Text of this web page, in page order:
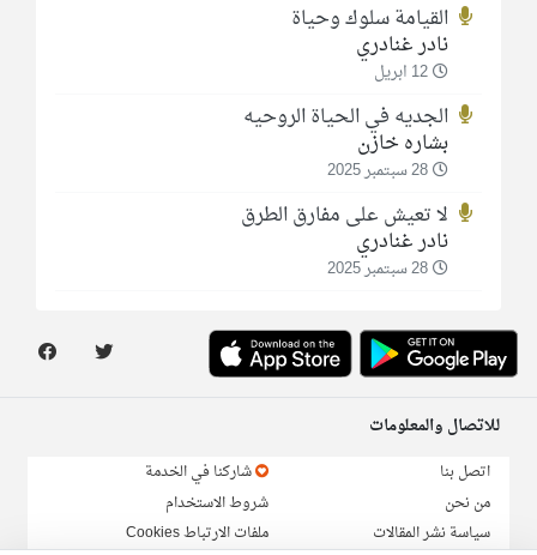
القيامة سلوك وحياة
نادر غنادري
12 ابريل
الجديه في الحياة الروحيه
بشاره خازن
28 سبتمبر 2025
لا تعيش على مفارق الطرق
نادر غنادري
28 سبتمبر 2025
للاتصال والمعلومات
اتصل بنا
من نحن
سياسة نشر المقالات
شاركنا في الخدمة
شروط الاستخدام
ملفات الارتباط Cookies